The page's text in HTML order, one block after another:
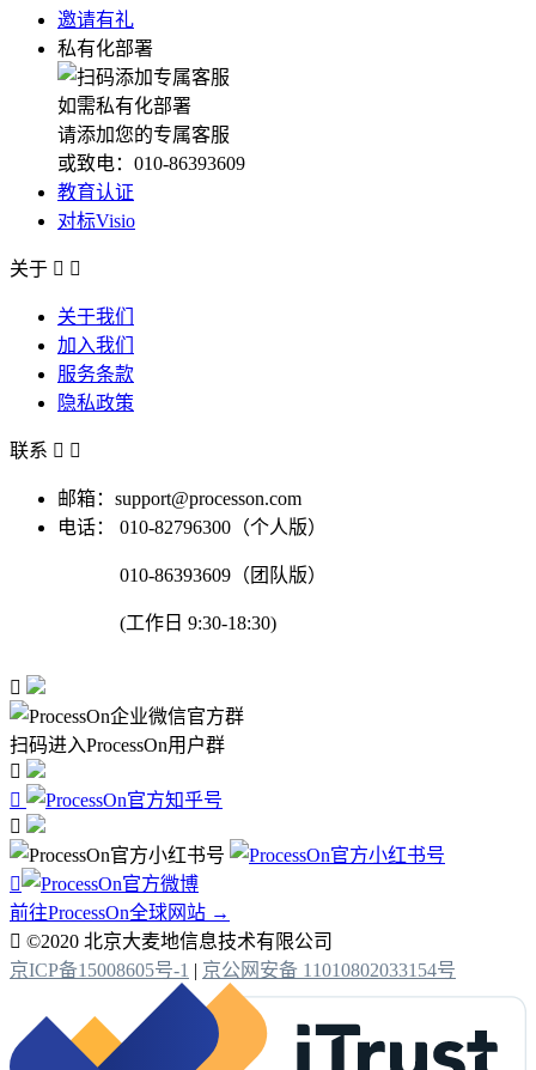
邀请有礼
私有化部署
如需私有化部署
请添加您的专属客服
或致电：010-86393609
教育认证
对标Visio
关于  
关于我们
加入我们
服务条款
隐私政策
联系  
邮箱：support@processon.com
电话：
010-82796300（个人版）
010-86393609（团队版）
(工作日 9:30-18:30)

扫码进入ProcessOn用户群




前往ProcessOn全球网站 →
 ©2020 北京大麦地信息技术有限公司
京ICP备15008605号-1 | 京公网安备 11010802033154号